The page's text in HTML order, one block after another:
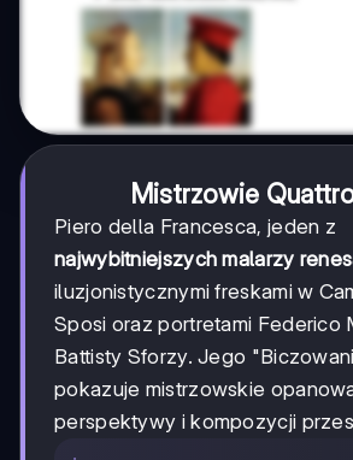
Mistrzowie
Piero della Francesca, jeden z
najwybitniejszych malarzy
iluzjonistycznymi freskami w
Sposi oraz portretami Federico
Battisty Sforzy. Jego
pokazuje mistrzowskie
perspektywy i kompozycji